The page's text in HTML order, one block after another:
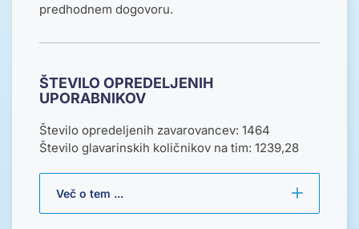
predhodnem dogovoru.
ŠTEVILO OPREDELJENIH
UPORABNIKOV
Število opredeljenih zavarovancev: 1464
Število glavarinskih količnikov na tim: 1239,28
Več o tem ...